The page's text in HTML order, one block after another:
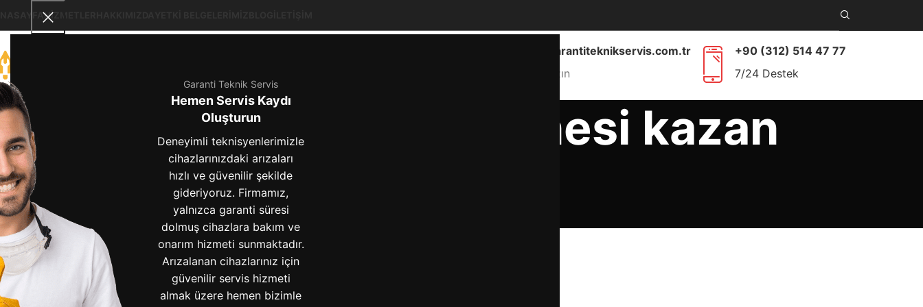
Garanti Teknik Servis
Hemen Servis Kaydı
Oluşturun
Deneyimli teknisyenlerimizle
cihazlarınızdaki arızaları
hızlı ve güvenilir şekilde
gideriyoruz. Firmamız,
yalnızca garanti süresi
dolmuş cihazlara bakım ve
onarım hizmeti sunmaktadır.
Arızalanan cihazlarınız için
güvenilir servis hizmeti
almak üzere hemen bizimle
HIZMETLER
info@garantiteknikservis.com.tr
Bize Yazın
+90 (312) 514 47 77
7/24 Destek
ariston çamaşır makinesi kazan
BLOG
Ariston Çamaşır
Makinesi Kazanı Nasıl
Sökülür? – Adım Adım